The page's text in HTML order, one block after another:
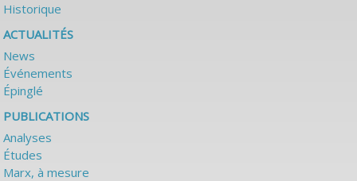
Historique
ACTUALITÉS
News
Événements
Épinglé
PUBLICATIONS
Analyses
Études
Marx, à mesure